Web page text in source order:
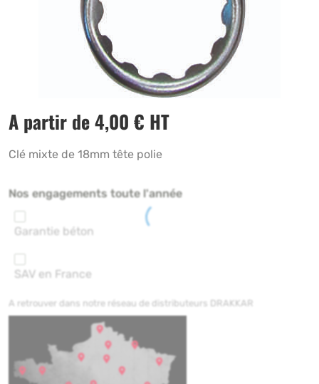
A partir de4,00 € HT
Clé mixte de 18mm tête polie
Nos engagements toute l'année
Garantie béton
SAV en France
A retrouver dans notre réseau de distributeurs DRAKKAR